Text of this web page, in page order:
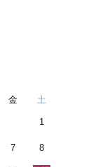
金 土
1
7 8